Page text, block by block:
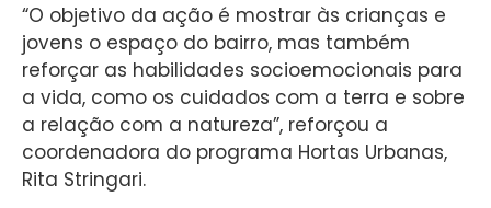
“O objetivo da ação é mostrar às crianças e
jovens o espaço do bairro, mas também
reforçar as habilidades socioemocionais para
a vida, como os cuidados com a terra e sobre
a relação com a natureza”, reforçou a
coordenadora do programa Hortas Urbanas,
Rita Stringari.